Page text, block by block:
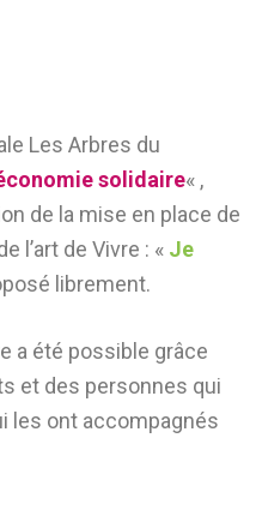
Les Arbres du
solidaire« ,
de la mise en place de
l’art de Vivre : « Je
librement.
a été possible grâce
et des personnes qui
les ont accompagnés